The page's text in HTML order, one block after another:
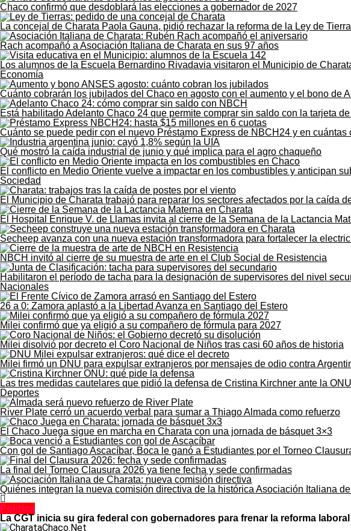
Chaco confirmó que desdoblará las elecciones a gobernador de 2027
La concejal de Charata Paola Gauna, pidió rechazar la reforma de la Ley de
Rach acompañó a Asociación Italiana de Charata en sus 97 años
Los alumnos de la Escuela Bernardino Rivadavia visitaron el Municipio de
Economía
Cuánto cobrarán los jubilados del Chaco en agosto con el aumento y el bono de
Está habilitado Adelanto Chaco 24 que permite comprar sin saldo con la tarjeta
Cuánto se puede pedir con el nuevo Préstamo Express de NBCH24 y en cuántas
Qué mostró la caída industrial de junio y qué implica para el agro chaqueño
El conflicto en Medio Oriente vuelve a impactar en los combustibles y anticipan
Sociedad
El Municipio de Charata trabajó para reparar los sectores afectados por la caída
El Hospital Enrique V. de Llamas invita al cierre de la Semana de la Lactancia
Secheep avanza con una nueva estación transformadora para fortalecer la
NBCH invitó al cierre de su muestra de arte en el Club Social de Resistencia
Habilitaron el período de tacha para la designación de supervisores del nivel
Nacionales
26 a 0: Zamora aplastó a la Libertad Avanza en Santiago del Estero
Milei confirmó que ya eligió a su compañero de fórmula para 2027
Milei disolvió por decreto el Coro Nacional de Niños tras casi 60 años de historia
Milei firmó un DNU para expulsar extranjeros por mensajes de odio contra
Las tres medidas cautelares que pidió la defensa de Cristina Kirchner ante la ONU
Deportes
River Plate cerró un acuerdo verbal para sumar a Thiago Almada como refuerzo
El Chaco Juega sigue en marcha en Charata con una jornada de básquet 3×3
Con gol de Santiago Ascacíbar, Boca le ganó a Estudiantes por el Torneo
La final del Torneo Clausura 2026 ya tiene fecha y sede confirmadas
Quiénes integran la nueva comisión directiva de la histórica Asociación Italiana
Política
La CGT inicia su gira federal con gobernadores para frenar la reforma laboral